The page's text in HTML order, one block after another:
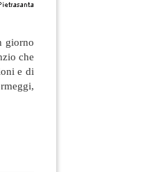
giorno
che
e di